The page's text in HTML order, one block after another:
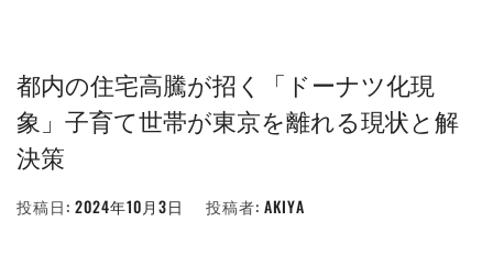
都内の住宅高騰が招く「ドーナツ化現
象」子育て世帯が東京を離れる現状と解
決策
投稿日: 2024年10月3日 投稿者: AKIYA